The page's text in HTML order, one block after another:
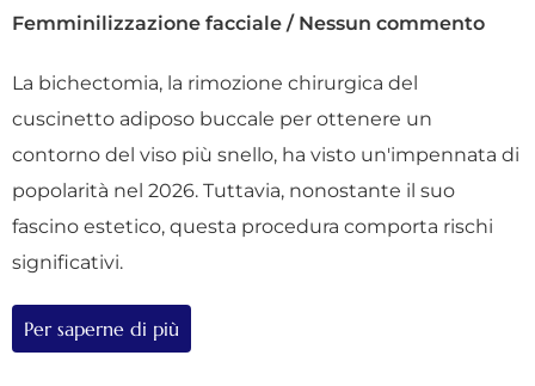
Femminilizzazione facciale / Nessun commento
La bichectomia, la rimozione chirurgica del
cuscinetto adiposo buccale per ottenere un
contorno del viso più snello, ha visto un'impennata di
popolarità nel 2026. Tuttavia, nonostante il suo
fascino estetico, questa procedura comporta rischi
significativi.
Per saperne di più